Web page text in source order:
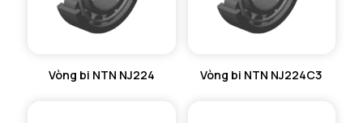
Vòng bi NTN NJ224 Vòng bi NTN NJ224C3